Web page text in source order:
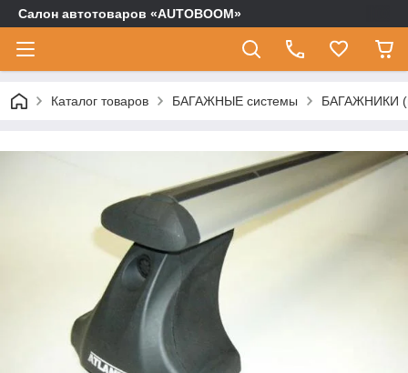
Салон автотоваров «AUTOBOOM»
Каталог товаров БАГАЖНЫЕ системы БАГАЖНИКИ